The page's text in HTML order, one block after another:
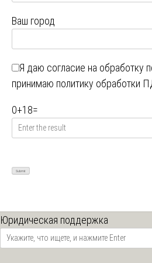
Ваш город
Я даю согласие на обработку
принимаю политику обработки
0+18=
Юридическая поддержка